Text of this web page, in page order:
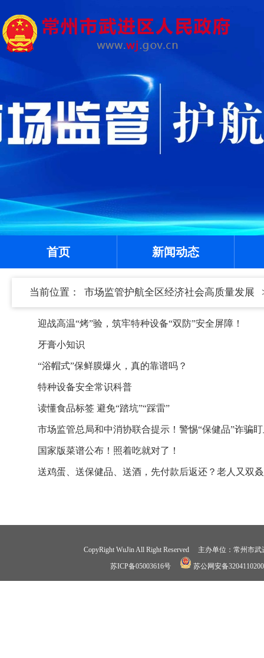
首页 新闻动态
当前位置： 市场监管护航全区经济社会高质量发展
迎战高温“烤”验，筑牢特种设备“双防”安全屏障！
牙膏小知识
“浴帽式”保鲜膜爆火，真的靠谱吗？
特种设备安全常识科普
读懂食品标签 避免“踏坑”“踩雷”
市场监管总局和中消协联合提示！警惕“保健品”诈骗
国家版菜谱公布！照着吃就对了！
送鸡蛋、送保健品、送酒，先付款后返还？老人又双
CopyRight WuJin All Right Reserved 主办单位：常州
苏ICP备05003616号
苏公网安备